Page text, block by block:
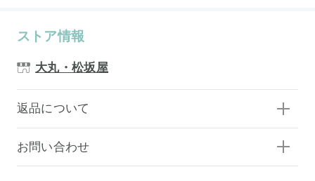
ストア情報
大丸・松坂屋
返品について
お問い合わせ